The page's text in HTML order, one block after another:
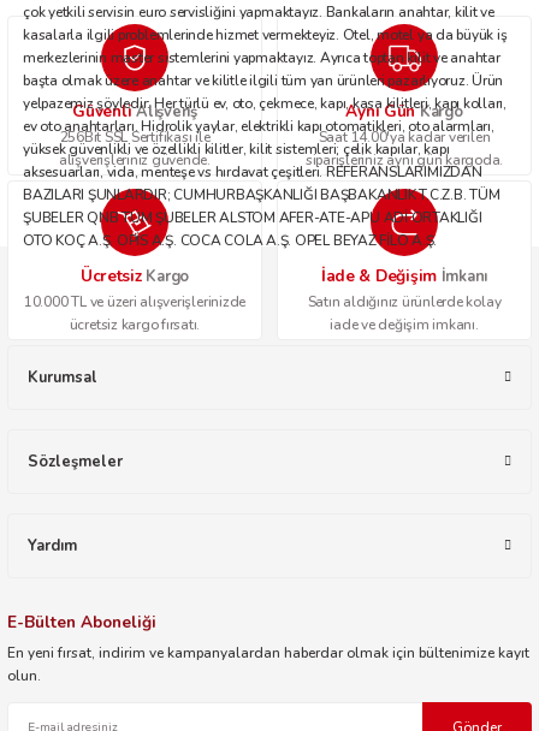
çok yetkili servisin euro servisliğini yapmaktayız. Bankaların anahtar, kilit ve
kasalarla ilgili problemlerinde hizmet vermekteyiz. Otel, motel ya da büyük iş
merkezlerinin master sistemlerini yapmaktayız. Ayrıca toptan kilit ve anahtar
başta olmak üzere anahtar ve kilitle ilgili tüm yan ürünleri pazarlıyoruz. Ürün
yelpazemiz şöyledir: Her türlü ev, oto, çekmece, kapı, kasa kilitleri, kapı kolları,
ev oto anahtarları. Hidrolik yaylar, elektrikli kapı otomatikleri, oto alarmları,
yüksek güvenlikli ve özellikli kilitler, kilit sistemleri; çelik kapılar, kapı
aksesuarları, vida, menteşe vs hırdavat çeşitleri. REFERANSLARIMIZDAN
BAZILARI ŞUNLARDIR; CUMHURBAŞKANLIĞI BAŞBAKANLIK T.C.Z.B. TÜM
ŞUBELER QNB TÜM ŞUBELER ALSTOM AFER-ATE-APU ADİ ORTAKLIĞI
OTO KOÇ A.Ş. OPİS A.Ş. COCA COLA A.Ş. OPEL BEYAZ FİLO A.Ş.
GüvenliAlışveriş
256Bit SSL Sertifikası ile
alışverişleriniz güvende.
Aynı GünKargo
Saat 14.00'ya kadar verilen
siparişleriniz aynı gün kargoda.
Ücretsiz Kargo
10.000 TL ve üzeri alışverişlerinizde
ücretsiz kargo fırsatı.
İade & Değişim İmkanı
Satın aldığınız ürünlerde kolay
iade ve değişim imkanı.
Kurumsal
Sözleşmeler
Yardım
E-Bülten Aboneliği
En yeni fırsat, indirim ve kampanyalardan haberdar olmak için bültenimize kayıt
olun.
Gönder